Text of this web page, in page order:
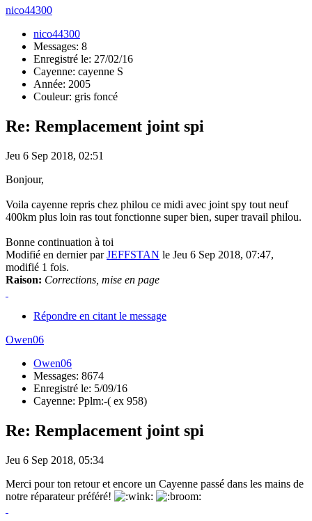
nico44300
nico44300
Messages: 8
Enregistré le: 27/02/16
Cayenne: cayenne S
Année: 2005
Couleur: gris foncé
Re: Remplacement joint spi
Jeu 6 Sep 2018, 02:51
Bonjour,
Voila cayenne repris chez philou ce midi avec joint spy tout neuf
400km plus loin ras tout fonctionne super bien, super travail philou.
Bonne continuation à toi
Modifié en dernier parJEFFSTAN le Jeu 6 Sep 2018, 07:47,
modifié 1 fois.
Raison: Corrections, mise en page
Répondre en citant le message
Owen06
Owen06
Messages: 8674
Enregistré le: 5/09/16
Cayenne: Pplm:-( ex 958)
Re: Remplacement joint spi
Jeu 6 Sep 2018, 05:34
Merci pour ton retour et encore un Cayenne passé dans les mains de
notre réparateur préféré!